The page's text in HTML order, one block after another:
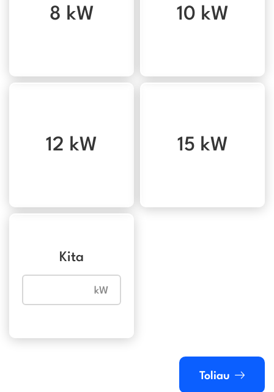
8 kW 10 kW
12 kW 15 kW
Kita
Toliau